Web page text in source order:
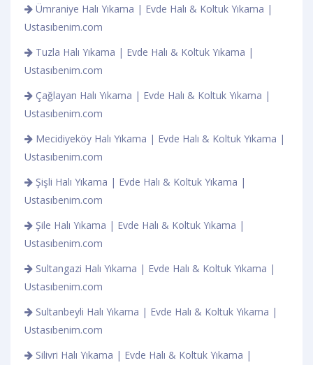
Ümraniye Halı Yıkama | Evde Halı & Koltuk Yıkama |
Ustasıbenim.com
Tuzla Halı Yıkama | Evde Halı & Koltuk Yıkama |
Ustasıbenim.com
Çağlayan Halı Yıkama | Evde Halı & Koltuk Yıkama |
Ustasıbenim.com
Mecidiyeköy Halı Yıkama | Evde Halı & Koltuk Yıkama |
Ustasıbenim.com
Şişli Halı Yıkama | Evde Halı & Koltuk Yıkama |
Ustasıbenim.com
Şile Halı Yıkama | Evde Halı & Koltuk Yıkama |
Ustasıbenim.com
Sultangazi Halı Yıkama | Evde Halı & Koltuk Yıkama |
Ustasıbenim.com
Sultanbeyli Halı Yıkama | Evde Halı & Koltuk Yıkama |
Ustasıbenim.com
Silivri Halı Yıkama | Evde Halı & Koltuk Yıkama |